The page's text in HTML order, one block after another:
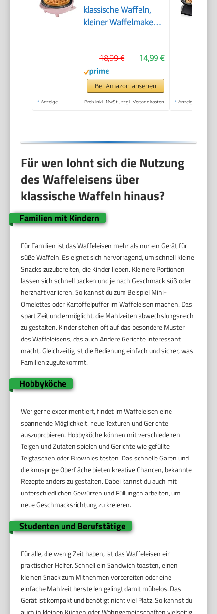
klassische Waffeln,
kleiner Waffelmaker
Kindergeburtstage,
Familienfeiern,
Ostern oder
14,99 €
18,99 €
Bei Amazon ansehen
* Anzeige Preis inkl. MwSt., zzgl. Versandkosten * Anzeige
Für wen lohnt sich die Nutzung
des Waffeleisens über
klassische Waffeln hinaus?
Familien mit Kindern
Für Familien ist das Waffeleisen mehr als nur ein Gerät für
süße Waffeln. Es eignet sich hervorragend, um schnell kleine
Snacks zuzubereiten, die Kinder lieben. Kleinere Portionen
lassen sich schnell backen und je nach Geschmack süß oder
herzhaft variieren. So kannst du zum Beispiel Mini-
Omelettes oder Kartoffelpuffer im Waffeleisen machen. Das
spart Zeit und ermöglicht, die Mahlzeiten abwechslungsreich
zu gestalten. Kinder stehen oft auf das besondere Muster
des Waffeleisens, das auch Andere Gerichte interessant
macht. Gleichzeitig ist die Bedienung einfach und sicher, was
Familien zugutekommt.
Hobbyköche
Wer gerne experimentiert, findet im Waffeleisen eine
spannende Möglichkeit, neue Texturen und Gerichte
auszuprobieren. Hobbyköche können mit verschiedenen
Teigen und Zutaten spielen und Gerichte wie gefüllte
Teigtaschen oder Brownies testen. Das schnelle Garen und
die knusprige Oberfläche bieten kreative Chancen, bekannte
Rezepte anders zu gestalten. Dabei kannst du auch mit
unterschiedlichen Gewürzen und Füllungen arbeiten, um
neue Geschmacksrichtung zu kreieren.
Studenten und Berufstätige
Für alle, die wenig Zeit haben, ist das Waffeleisen ein
praktischer Helfer. Schnell ein Sandwich toasten, einen
kleinen Snack zum Mitnehmen vorbereiten oder eine
einfache Mahlzeit herstellen gelingt damit mühelos. Das
Gerät ist kompakt und benötigt nicht viel Platz. So kannst du